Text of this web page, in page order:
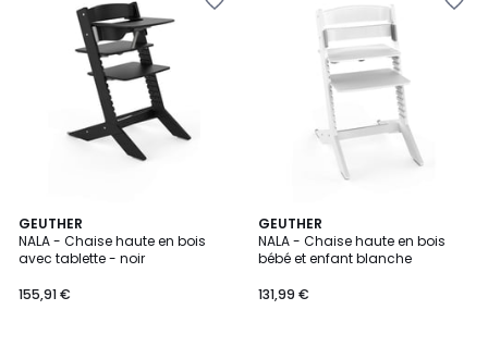
GEUTHER
NALA - Chaise haute en bois
avec tablette - noir
155,91 €
GEUTHER
NALA - Chaise haute en bois
bébé et enfant blanche
131,99 €